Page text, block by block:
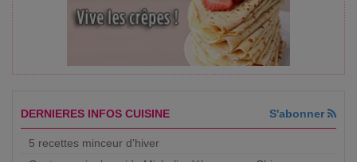
DERNIERES INFOS CUISINE S'abonner
5 recettes minceur d'hiver